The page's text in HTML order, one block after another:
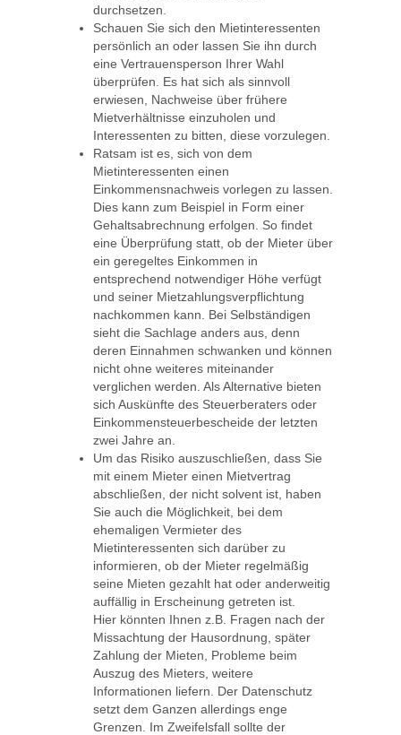
durchsetzen.
Schauen Sie sich den Mietinteressenten
persönlich an oder lassen Sie ihn durch
eine Vertrauensperson Ihrer Wahl
überprüfen. Es hat sich als sinnvoll
erwiesen, Nachweise über frühere
Mietverhältnisse einzuholen und
Interessenten zu bitten, diese vorzulegen.
Ratsam ist es, sich von dem
Mietinteressenten einen
Einkommensnachweis vorlegen zu lassen.
Dies kann zum Beispiel in Form einer
Gehaltsabrechnung erfolgen. So findet
eine Überprüfung statt, ob der Mieter über
ein geregeltes Einkommen in
entsprechend notwendiger Höhe verfügt
und seiner Mietzahlungsverpflichtung
nachkommen kann. Bei Selbständigen
sieht die Sachlage anders aus, denn
deren Einnahmen schwanken und können
nicht ohne weiteres miteinander
verglichen werden. Als Alternative bieten
sich Auskünfte des Steuerberaters oder
Einkommensteuerbescheide der letzten
zwei Jahre an.
Um das Risiko auszuschließen, dass Sie
mit einem Mieter einen Mietvertrag
abschließen, der nicht solvent ist, haben
Sie auch die Möglichkeit, bei dem
ehemaligen Vermieter des
Mietinteressenten sich darüber zu
informieren, ob der Mieter regelmäßig
seine Mieten gezahlt hat oder anderweitig
auffällig in Erscheinung getreten ist.
Hier könnten Ihnen z.B. Fragen nach der
Missachtung der Hausordnung, später
Zahlung der Mieten, Probleme beim
Auszug des Mieters, weitere
Informationen liefern. Der Datenschutz
setzt dem Ganzen allerdings enge
Grenzen. Im Zweifelsfall sollte der